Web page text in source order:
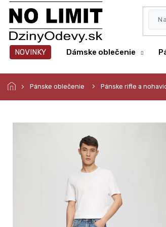
Prejsť
obsah
NOVINKY Dámske oblečenie
Pánske oblečenie Pánske rifle a